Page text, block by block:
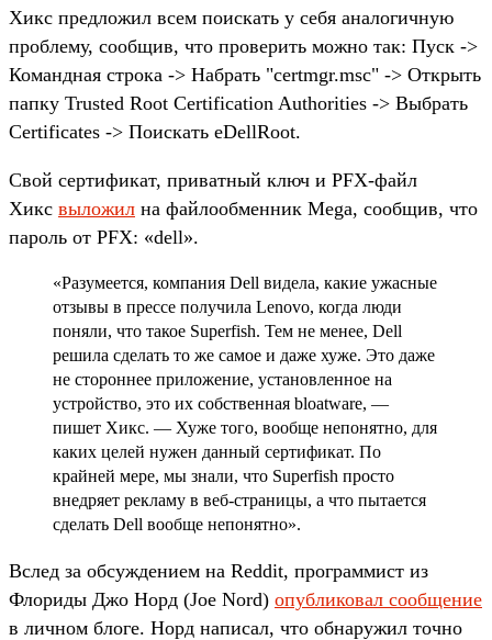
Хикс предложил всем поискать у себя аналогичную
проблему, сообщив, что проверить можно так: Пуск ->
Командная строка -> Набрать "certmgr.msc" -> Открыть
папку Trusted Root Certification Authorities -> Выбрать
Certificates -> Поискать eDellRoot.
Свой сертификат, приватный ключ и PFX-файл
Хикс выложил на файлообменник Mega, сообщив, что
пароль от PFX: «dell».
«Разумеется, компания Dell видела, какие ужасные
отзывы в прессе получила Lenovo, когда люди
поняли, что такое Superfish. Тем не менее, Dell
решила сделать то же самое и даже хуже. Это даже
не стороннее приложение, установленное на
устройство, это их собственная bloatware, —
пишет Хикс. — Хуже того, вообще непонятно, для
каких целей нужен данный сертификат. По
крайней мере, мы знали, что Superfish просто
внедряет рекламу в веб-страницы, а что пытается
сделать Dell вообще непонятно».
Вслед за обсуждением на Reddit, программист из
Флориды Джо Норд (Joe Nord) опубликовал сообщение
в личном блоге. Норд написал, что обнаружил точно